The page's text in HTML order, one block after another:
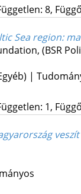
8,
Sea region:
, (BSR
|
1,